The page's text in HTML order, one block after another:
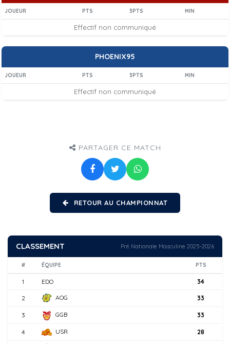
JOUEUR PTS 3PTS MIN
Effectif non communiqué
PHOENIX95
JOUEUR PTS 3PTS MIN
Effectif non communiqué
PARTAGER CE MATCH
RETOUR AU CHAMPIONNAT
CLASSEMENT Pré Nationale Masculine 2025-2026
# ÉQUIPE PTS
1 EDO 34
2 AOG 33
3 GGB 33
4 USR 28